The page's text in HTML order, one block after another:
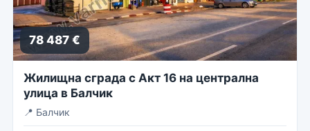
78 487 €
Жилищна сграда с Акт 16 на централна
улица в Балчик
📍 Балчик